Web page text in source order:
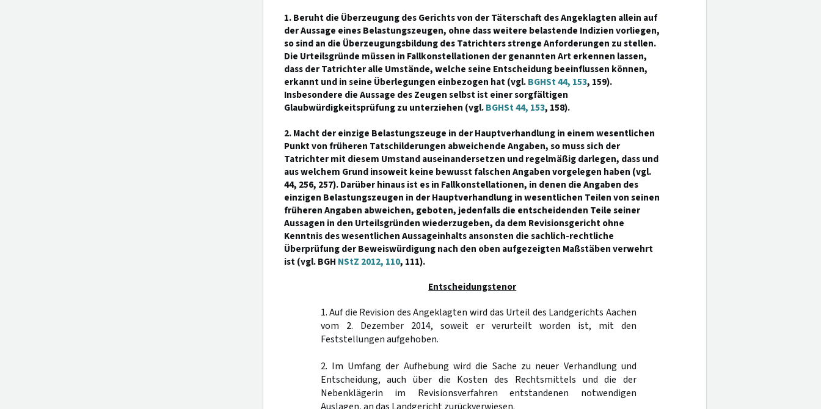
1. Beruht die Überzeugung des Gerichts von der Täterschaft des Angeklagten allein auf
der Aussage eines Belastungszeugen, ohne dass weitere belastende Indizien vorliegen,
so sind an die Überzeugungsbildung des Tatrichters strenge Anforderungen zu stellen.
Die Urteilsgründe müssen in Fallkonstellationen der genannten Art erkennen lassen,
dass der Tatrichter alle Umstände, welche seine Entscheidung beeinflussen können,
erkannt und in seine Überlegungen einbezogen hat (vgl.BGHSt 44, 153, 159).
Insbesondere die Aussage des Zeugen selbst ist einer sorgfältigen
Glaubwürdigkeitsprüfung zu unterziehen (vgl.BGHSt 44, 153, 158).
2. Macht der einzige Belastungszeuge in der Hauptverhandlung in einem wesentlichen
Punkt von früheren Tatschilderungen abweichende Angaben, so muss sich der
Tatrichter mit diesem Umstand auseinandersetzen und regelmäßig darlegen, dass und
aus welchem Grund insoweit keine bewusst falschen Angaben vorgelegen haben (vgl.
44, 256, 257). Darüber hinaus ist es in Fallkonstellationen, in denen die Angaben des
einzigen Belastungszeugen in der Hauptverhandlung in wesentlichen Teilen von seinen
früheren Angaben abweichen, geboten, jedenfalls die entscheidenden Teile seiner
Aussagen in den Urteilsgründen wiederzugeben, da dem Revisionsgericht ohne
Kenntnis des wesentlichen Aussageinhalts ansonsten die sachlich-rechtliche
Überprüfung der Beweiswürdigung nach den oben aufgezeigten Maßstäben verwehrt
ist (vgl. BGH NStZ 2012, 110, 111).
Entscheidungstenor
1. Auf die Revision des Angeklagten wird das Urteil des Landgerichts Aachen
vom 2. Dezember 2014, soweit er verurteilt worden ist, mit den
Feststellungen aufgehoben.
2. Im Umfang der Aufhebung wird die Sache zu neuer Verhandlung und
Entscheidung, auch über die Kosten des Rechtsmittels und die der
Nebenklägerin im Revisionsverfahren entstandenen notwendigen